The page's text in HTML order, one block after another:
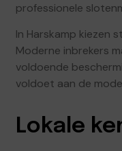
professionele
In Harskamp kiezen
Moderne inbrekers
voldoende
voldoet aan de
Lokale